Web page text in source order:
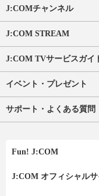
J:COMチャンネル
J:COM STREAM
J:COM TVサービスガイ
イベント・プレゼント
サポート・よくある質問
Fun! J:COM
J:COM オフィシャルサ